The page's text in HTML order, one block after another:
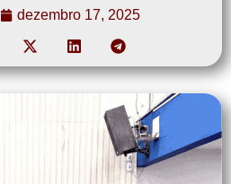
dezembro 17, 2025